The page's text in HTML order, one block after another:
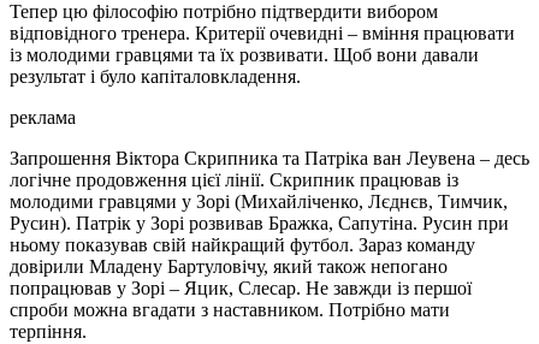
Тепер цю філософію потрібно підтвердити вибором
відповідного тренера. Критерії очевидні – вміння працювати
із молодими гравцями та їх розвивати. Щоб вони давали
результат і було капіталовкладення.
реклама
Запрошення Віктора Скрипника та Патріка ван Леувена – десь
логічне продовження цієї лінії. Скрипник працював із
молодими гравцями у Зорі (Михайліченко, Лєднєв, Тимчик,
Русин). Патрік у Зорі розвивав Бражка, Сапутіна. Русин при
ньому показував свій найкращий футбол. Зараз команду
довірили Младену Бартуловічу, який також непогано
попрацював у Зорі – Яцик, Слесар. Не завжди із першої
спроби можна вгадати з наставником. Потрібно мати
терпіння.